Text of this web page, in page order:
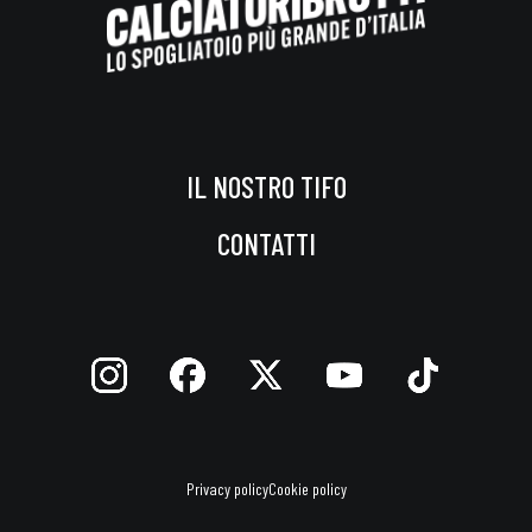
IL NOSTRO TIFO
CONTATTI
Privacy policyCookie policy